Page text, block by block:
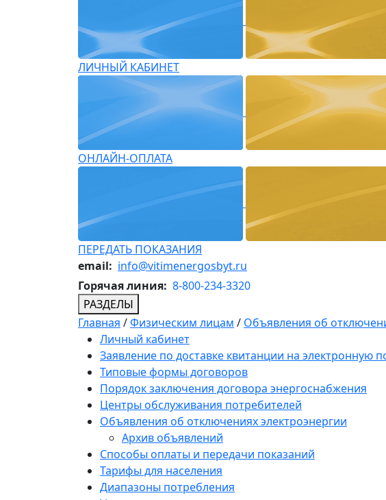
ЛИЧНЫЙ КАБИНЕТ
ОНЛАЙН-ОПЛАТА
ПЕРЕДАТЬ ПОКАЗАНИЯ
email: info@vitimenergosbyt.ru
Горячая линия: 8-800-234-3320
РАЗДЕЛЫ
Главная /Физическим лицам / Объявления об
Личный кабинет
Заявление по доставке квитанции на электронную
Типовые формы договоров
Порядок заключения договора энергоснабжения
Центры обслуживания потребителей
Объявления об отключениях электроэнергии
Архив объявлений
Способы оплаты и передачи показаний
Тарифы для населения
Диапазоны потребления